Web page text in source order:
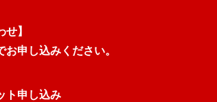
】
申し込みください。
ト申し込み